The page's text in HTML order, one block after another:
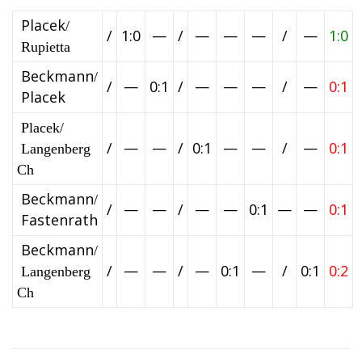
Placek/
Rupietta
/ 1:0 — / — — — / — 1:0
Beckmann/
Placek
/ — 0:1 / — — — / — 0:1
Placek/
Langenberg
Ch
/ — — / 0:1 — — / — 0:1
Beckmann/
Fastenrath
/ — — / — — 0:1 — — 0:1
Beckmann/
Langenberg
Ch
/ — — / — 0:1 — / 0:1 0:2